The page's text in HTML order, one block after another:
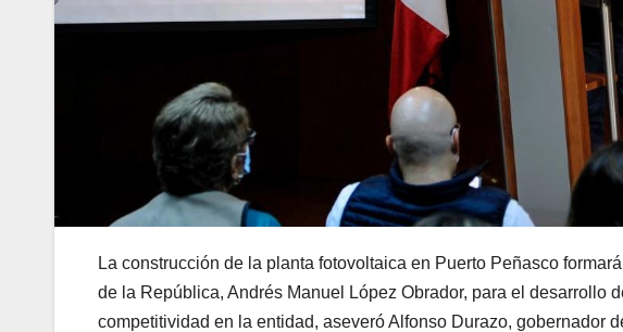
La construcción de la planta fotovoltaica en Puerto Peñasco
de la República, Andrés Manuel López Obrador, para el desarrollo
competitividad en la entidad, aseveró Alfonso Durazo, gobernador